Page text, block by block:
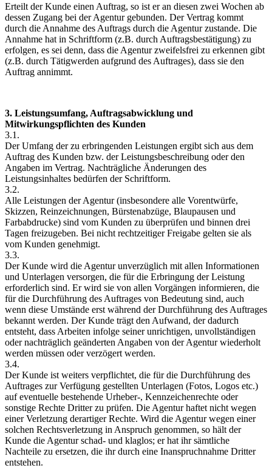
Erteilt der Kunde einen Auftrag, so ist er an diesen zwei Wochen ab
dessen Zugang bei der Agentur gebunden. Der Vertrag kommt
durch die Annahme des Auftrags durch die Agentur zustande. Die
Annahme hat in Schriftform (z.B. durch Auftragsbestätigung) zu
erfolgen, es sei denn, dass die Agentur zweifelsfrei zu erkennen gibt
(z.B. durch Tätigwerden aufgrund des Auftrages), dass sie den
Auftrag annimmt.
3. Leistungsumfang, Auftragsabwicklung und
Mitwirkungspflichten des Kunden
3.1.
Der Umfang der zu erbringenden Leistungen ergibt sich aus dem
Auftrag des Kunden bzw. der Leistungsbeschreibung oder den
Angaben im Vertrag. Nachträgliche Änderungen des
Leistungsinhaltes bedürfen der Schriftform.
3.2.
Alle Leistungen der Agentur (insbesondere alle Vorentwürfe,
Skizzen, Reinzeichnungen, Bürstenabzüge, Blaupausen und
Farbabdrucke) sind vom Kunden zu überprüfen und binnen drei
Tagen freizugeben. Bei nicht rechtzeitiger Freigabe gelten sie als
vom Kunden genehmigt.
3.3.
Der Kunde wird die Agentur unverzüglich mit allen Informationen
und Unterlagen versorgen, die für die Erbringung der Leistung
erforderlich sind. Er wird sie von allen Vorgängen informieren, die
für die Durchführung des Auftrages von Bedeutung sind, auch
wenn diese Umstände erst während der Durchführung des Auftrages
bekannt werden. Der Kunde trägt den Aufwand, der dadurch
entsteht, dass Arbeiten infolge seiner unrichtigen, unvollständigen
oder nachträglich geänderten Angaben von der Agentur wiederholt
werden müssen oder verzögert werden.
3.4.
Der Kunde ist weiters verpflichtet, die für die Durchführung des
Auftrages zur Verfügung gestellten Unterlagen (Fotos, Logos etc.)
auf eventuelle bestehende Urheber-, Kennzeichenrechte oder
sonstige Rechte Dritter zu prüfen. Die Agentur haftet nicht wegen
einer Verletzung derartiger Rechte. Wird die Agentur wegen einer
solchen Rechtsverletzung in Anspruch genommen, so hält der
Kunde die Agentur schad- und klaglos; er hat ihr sämtliche
Nachteile zu ersetzen, die ihr durch eine Inanspruchnahme Dritter
entstehen.